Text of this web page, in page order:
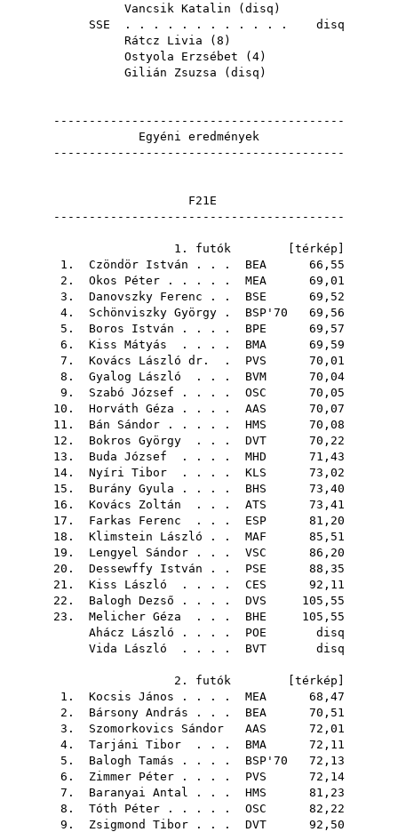
Vancsik Katalin ( disq )
SSE . . . . . . . . . . . . disq
Rátcz Livia ( 8 )
Ostyola Erzsébet ( 4)
Gilián Zsuzsa ( disq )
-----------------------------------------
Egyéni eredmények
-----------------------------------------
F21E
-----------------------------------------
1. futók [ térkép
1. Czöndör István . . . BEA 66,55
2. Okos Péter . . . . . MEA 69,01
3. Danovszky Ferenc . . BSE 69,52
4. Schönviszky György . BSP'70 69,56
5. Boros István . . . . BPE 69,57
6. Kiss Mátyás . . . . BMA 69,59
7. Kovács László dr. . PVS 70,01
8. Gyalog László . . . BVM 70,04
9. Szabó József . . . . OSC 70,05
10. Horváth Géza . . . . AAS 70,07
11. Bán Sándor . . . . . HMS 70,08
12. Bokros György . . . DVT 70,22
13. Buda József . . . . MHD 71,43
14. Nyíri Tibor . . . . KLS 73,02
15. Burány Gyula . . . . BHS 73,40
16. Kovács Zoltán . . . ATS 73,41
17. Farkas Ferenc . . . ESP 81,20
18. Klimstein László . . MAF 85,51
19. Lengyel Sándor . . . VSC 86,20
20. Dessewffy István . . PSE 88,35
21. Kiss László . . . . CES 92,11
22. Balogh Dezső . . . . DVS 105,55
23. Melicher Géza . . . BHE 105,55
Ahácz László . . . . POE disq
Vida László . . . . BVT disq
2. futók [ térkép
1. Kocsis János . . . . MEA 68,47
2. Bársony András . . . BEA 70,51
3. Szomorkovics Sándor AAS 72,01
4. Tarjáni Tibor . . . BMA 72,11
5. Balogh Tamás . . . . BSP'70 72,13
6. Zimmer Péter . . . . PVS 72,14
7. Baranyai Antal . . . HMS 81,23
8. Tóth Péter . . . . . OSC 82,22
9. Zsigmond Tibor . . . DVT 92,50